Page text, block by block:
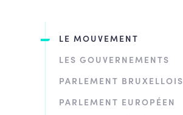
LE MOUVEMENT
LES GOUVERNEMENTS
PARLEMENT BRUXELLOIS
PARLEMENT EUROPÉEN